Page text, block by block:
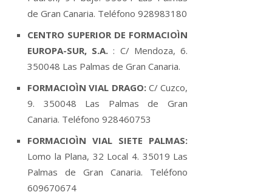
de Gran Canaria. Teléfono 928983180
CENTRO SUPERIOR DE FORMACIOÌN
EUROPA-SUR, S.A. : C/ Mendoza, 6.
350048 Las Palmas de Gran Canaria.
FORMACIOÌN VIAL DRAGO:C/ Cuzco,
9. 350048 Las Palmas de Gran
Canaria. Teléfono 928460753
FORMACIOÌN VIAL SIETE PALMAS:
Lomo la Plana, 32 Local 4. 35019 Las
Palmas de Gran Canaria. Teléfono
609670674